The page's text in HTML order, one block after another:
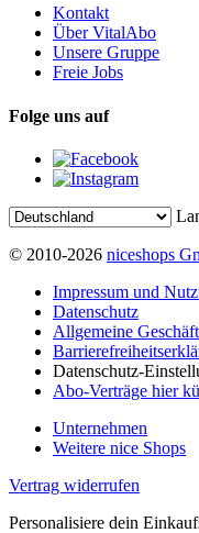
Kontakt
Über VitalAbo
Unsere Gruppe
Freie Jobs
Folge uns auf
© 2010-2026 niceshops
Impressum und
Datenschutz
Allgemeine
Datenschutz-
Abo-Verträge hier
Unternehmen
Weitere nice Shops
Vertrag widerrufen
Personalisiere dein